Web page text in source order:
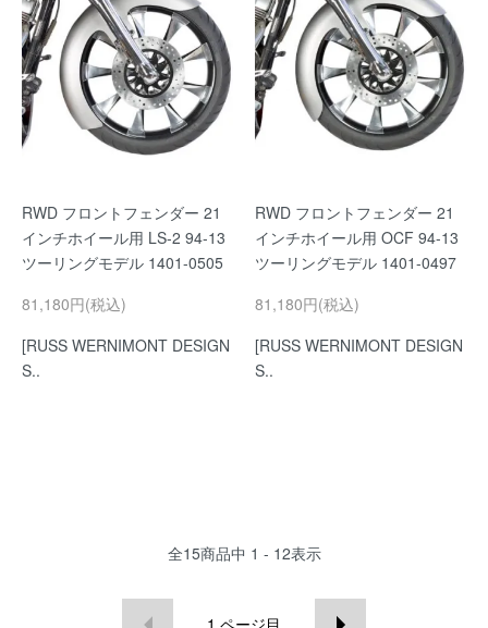
RWD フロントフェンダー 21
インチホイール用 LS-2 94-13
ツーリングモデル 1401-0505
81,180円(税込)
[RUSS WERNIMONT DESIGN
S..
RWD フロントフェンダー 21
インチホイール用 OCF 94-13
ツーリングモデル 1401-0497
81,180円(税込)
[RUSS WERNIMONT DESIGN
S..
全15商品中 1 - 12表示
1 ページ目